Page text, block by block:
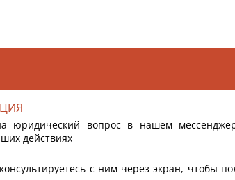
юридический вопрос в нашем
действиях
с ним через экран, чтобы